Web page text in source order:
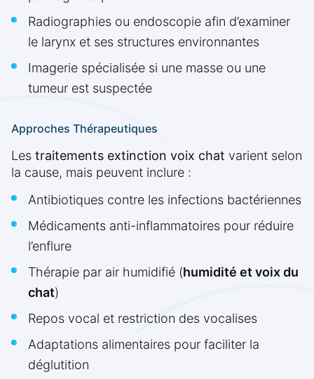
Radiographies ou endoscopie afin d’examiner
le larynx et ses structures environnantes
Imagerie spécialisée si une masse ou une
tumeur est suspectée
Approches Thérapeutiques
Les traitements extinction voix chat varient selon
la cause, mais peuvent inclure :
Antibiotiques contre les infections bactériennes
Médicaments anti-inflammatoires pour réduire
l’enflure
Thérapie par air humidifié (humidité et voix du
chat)
Repos vocal et restriction des vocalises
Adaptations alimentaires pour faciliter la
déglutition